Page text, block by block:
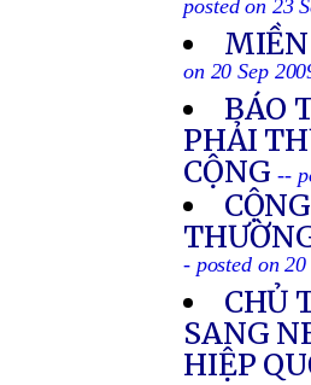
posted on 23
MIỀN
on 20 Sep
BÁO
PHẢI
CỘNG --
- posted on
CHỦ
SANG
HIỆP